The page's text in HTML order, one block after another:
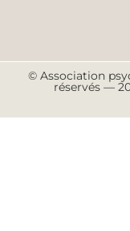
© Association
réservés —